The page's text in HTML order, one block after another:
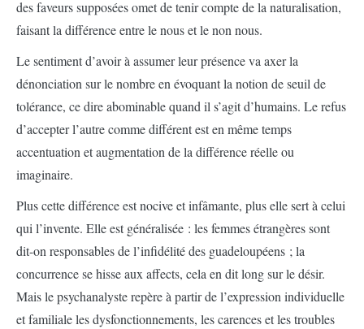
des faveurs supposées omet de tenir compte de la naturalisation,
faisant la différence entre le nous et le non nous.
Le sentiment d’avoir à assumer leur présence va axer la
dénonciation sur le nombre en évoquant la notion de seuil de
tolérance, ce dire abominable quand il s’agit d’humains. Le refus
d’accepter l’autre comme différent est en même temps
accentuation et augmentation de la différence réelle ou
imaginaire.
Plus cette différence est nocive et infâmante, plus elle sert à celui
qui l’invente. Elle est généralisée : les femmes étrangères sont
dit-on responsables de l’infidélité des guadeloupéens ; la
concurrence se hisse aux affects, cela en dit long sur le désir.
Mais le psychanalyste repère à partir de l’expression individuelle
et familiale les dysfonctionnements, les carences et les troubles